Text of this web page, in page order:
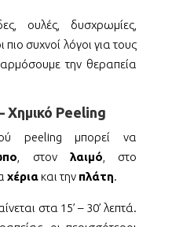
ουλές, δυσχρωμίες,
πιο συχνοί λόγοι για τους
την θεραπεία
Χημικό Peeling
peeling μπορεί να
, στον λαιμό , στο
χέριακαι την πλάτη.
στα 15’ – 30’ λεπτά.